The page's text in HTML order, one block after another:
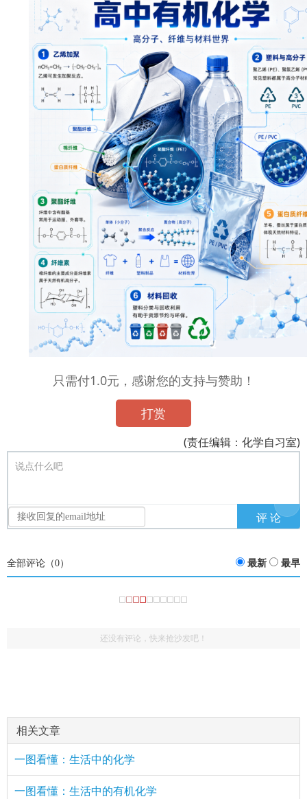
只需付1.0元，感谢您的支持与赞助！
打赏
(责任编辑：化学自习室)
说点什么吧
全部评论（0） 最新 最早
还没有评论，快来抢沙发吧！
相关文章
一图看懂：生活中的化学
一图看懂：生活中的有机化学